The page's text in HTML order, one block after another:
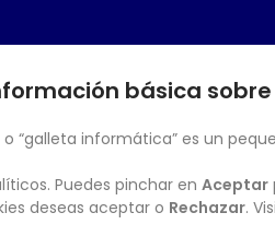
BOLETÍN
básica
“galleta informática” es un
Puedes pinchar en Aceptar
deseas aceptar o Rechazar.